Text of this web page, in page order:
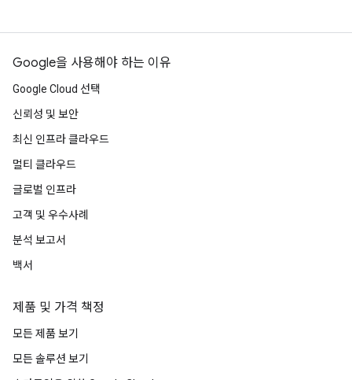
Google을 사용해야 하는 이유
Google Cloud 선택
신뢰성 및 보안
최신 인프라 클라우드
멀티 클라우드
글로벌 인프라
고객 및 우수사례
분석 보고서
백서
제품 및 가격 책정
모든 제품 보기
모든 솔루션 보기